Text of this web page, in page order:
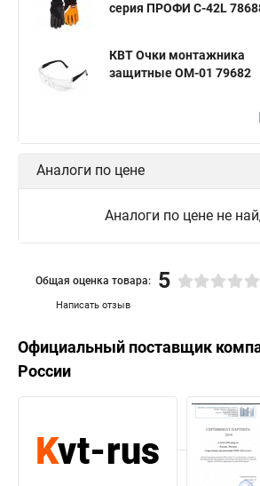
серия ПРОФИ С-42L
КВТ Очки монтажника
защитные ОМ-01 79682
Аналоги по цене
Аналоги по цене не
Написать отзыв
Общая оценка товара: 5
Официальный поставщик
России